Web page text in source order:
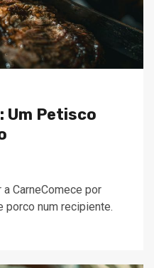
Um Petisco
CarneComece por
porco num recipiente.